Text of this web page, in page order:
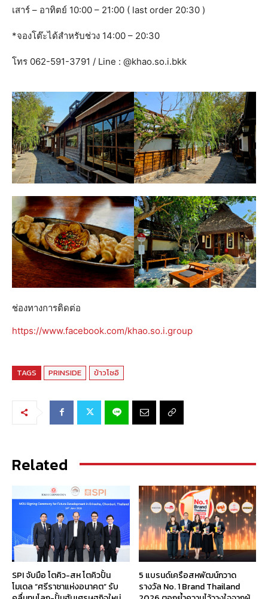
เสาร์ – อาทิตย์ 10:00 – 21:00 ( last order 20:30 )
*จองโต๊ะได้สำหรับช่วง 14:00 – 20:30
โทร 062-591-3791 / Line : @khao.so.i.bkk
ช่องทางการติดต่อ
https://www.facebook.com/khao.so.i.group
TAGS PRINSIDE ข้าวโซอิ
Related
SPI จับมือ โตคิว-สห โตคิวปั้น
โมเดล “ศรีราชาแห่งอนาคต” รับ
5 แบรนด์เครือสหพัฒน์กวาด
รางวัล No. 1 Brand Thailand